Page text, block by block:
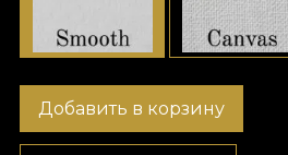
Добавить в корзину